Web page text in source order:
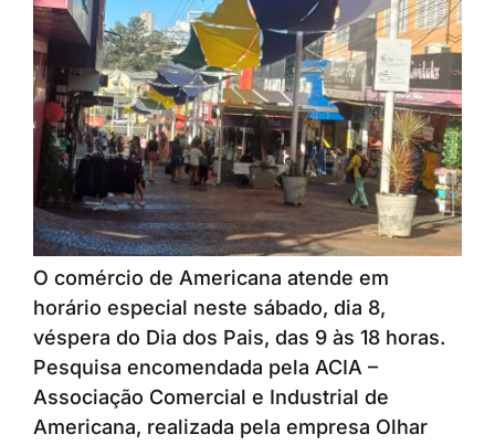
O comércio de Americana atende em
horário especial neste sábado, dia 8,
véspera do Dia dos Pais, das 9 às 18 horas.
Pesquisa encomendada pela ACIA –
Associação Comercial e Industrial de
Americana, realizada pela empresa Olhar